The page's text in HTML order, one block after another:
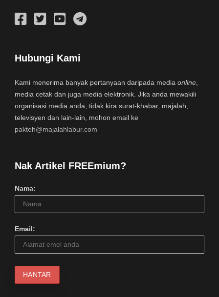
Hubungi Kami
Kami menerima banyak pertanyaan daripada media online
media cetak dan juga media elektronik. Jika anda mewakili
organisasi media anda, tidak kira surat-khabar, majalah,
televisyen dan lain-lain, mohon email ke
pakteh@majalahlabur.com
Nak Artikel FREEmium?
Nama:
Email: